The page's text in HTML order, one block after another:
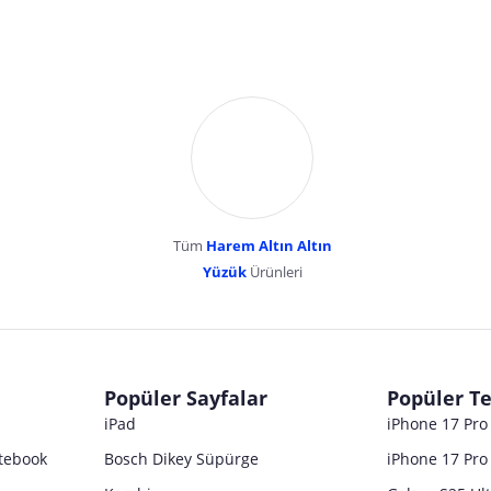
YENİBOSNA MERKEZ MAH LADİN SOK
Tüm Harem Altın Altın
YüzükÜrünleri
Popüler Sayfalar
iPad
Bosch Dikey Süpürge
Popüler
iPhone 17
iPhone 17 Pro